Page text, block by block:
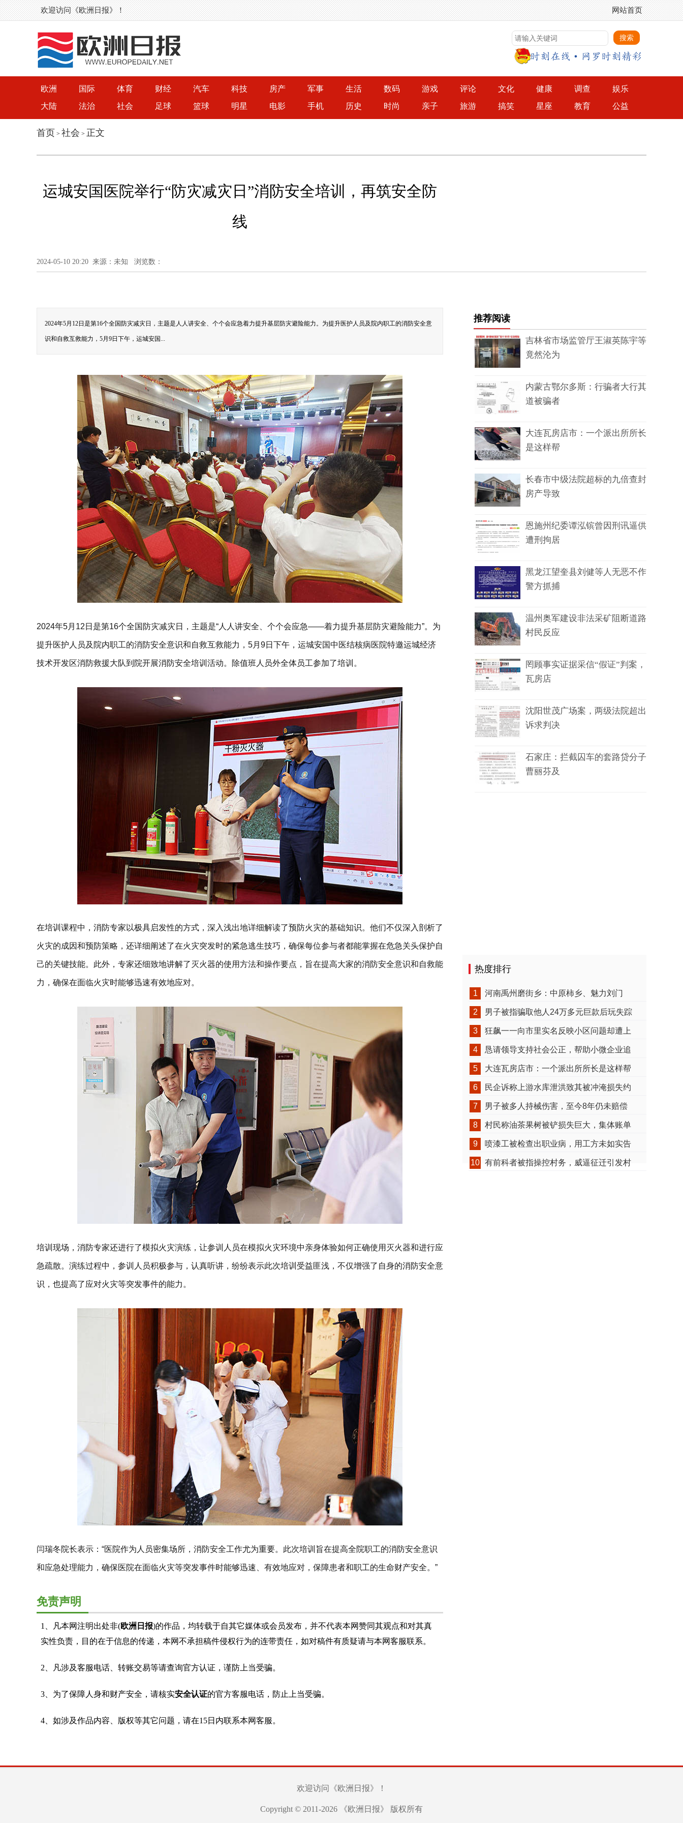
欢迎访问《欧洲日报》！ 网站首页
欧洲 国际 体育 财经 汽车 科技 房产 军事 生活 数码 游戏 评论 文化 健康 调查
娱乐
大陆
法治 社会 足球 篮球 明星 电影 手机 历史 时尚 亲子 旅游 搞笑 星座 教育 公益
首页 > 社会 > 正文
运城安国医院举行“防灾减灾日”消防安全培训，再筑安全防
线
2024-05-10 20:20 来源：未知 浏览数：
2024年5月12日是第16个全国防灾减灾日，主题是人人讲安全、个个会应急着力提升基层防灾避险能力。为提升医护人员及院内职工的消防安全意
识和自救互救能力，5月9日下午，运城安国...
2024年5月12日是第16个全国防灾减灾日，主题是“人人讲安全、个个会应急——着力提升基层防灾避险能力”。为
提升医护人员及院内职工的消防安全意识和自救互救能力，5月9日下午，运城安国中医结核病医院特邀运城经济
技术开发区消防救援大队到院开展消防安全培训活动。除值班人员外全体员工参加了培训。
在培训课程中，消防专家以极具启发性的方式，深入浅出地详细解读了预防火灾的基础知识。他们不仅深入剖析了
火灾的成因和预防策略，还详细阐述了在火灾突发时的紧急逃生技巧，确保每位参与者都能掌握在危急关头保护自
己的关键技能。此外，专家还细致地讲解了灭火器的使用方法和操作要点，旨在提高大家的消防安全意识和自救能
力，确保在面临火灾时能够迅速有效地应对。
培训现场，消防专家还进行了模拟火灾演练，让参训人员在模拟火灾环境中亲身体验如何正确使用灭火器和进行应
急疏散。演练过程中，参训人员积极参与，认真听讲，纷纷表示此次培训受益匪浅，不仅增强了自身的消防安全意
识，也提高了应对火灾等突发事件的能力。
闫瑞冬院长表示：“医院作为人员密集场所，消防安全工作尤为重要。此次培训旨在提高全院职工的消防安全意识
和应急处理能力，确保医院在面临火灾等突发事件时能够迅速、有效地应对，保障患者和职工的生命财产安全。”
免责声明
1、凡本网注明出处非(欧洲日报)的作品，均转载于自其它媒体或会员发布，并不代表本网赞同其观点和对其真
实性负责，目的在于信息的传递，本网不承担稿件侵权行为的连带责任，如对稿件有质疑请与本网客服联系。
2、凡涉及客服电话、转账交易等请查询官方认证，谨防上当受骗。
3、为了保障人身和财产安全，请核实安全认证的官方客服电话，防止上当受骗。
4、如涉及作品内容、版权等其它问题，请在15日内联系本网客服。
推荐阅读
吉林省市场监管厅王淑英陈宇等
竟然沦为
内蒙古鄂尔多斯：行骗者大行其
道被骗者
大连瓦房店市：一个派出所所长
是这样帮
长春市中级法院超标的九倍查封
房产导致
恩施州纪委谭泓镔曾因刑讯逼供
遭刑拘居
黑龙江望奎县刘健等人无恶不作
警方抓捕
温州奥军建设非法采矿阻断道路
村民反应
罔顾事实证据采信“假证”判案，
瓦房店
沈阳世茂广场案，两级法院超出
诉求判决
石家庄：拦截囚车的套路贷分子
曹丽芬及
热度排行
1 河南禹州磨街乡：中原柿乡、魅力刘门
2 男子被指骗取他人24万多元巨款后玩失踪
3 狂飙一一向市里实名反映小区问题却遭上
4 恳请领导支持社会公正，帮助小微企业追
5 大连瓦房店市：一个派出所所长是这样帮
6 民企诉称上游水库泄洪致其被冲淹损失约
7 男子被多人持械伤害，至今8年仍未赔偿
8 村民称油茶果树被铲损失巨大，集体账单
9 喷漆工被检查出职业病，用工方未如实告
10 有前科者被指操控村务，威逼征迁引发村
欢迎访问《欧洲日报》！
Copyright © 2011-2026 《欧洲日报》 版权所有